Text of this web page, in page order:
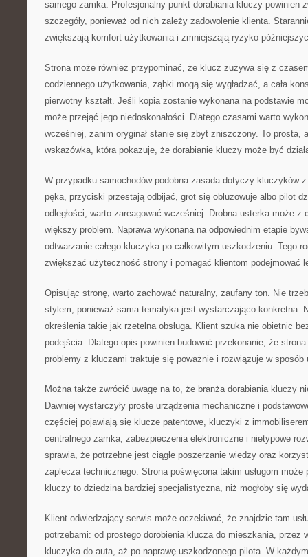
samego zamka. Profesjonalny punkt dorabiania kluczy powinien
szczegóły, ponieważ od nich zależy zadowolenie klienta.
zwiększają komfort użytkowania i zmniejszają ryzyko
Strona może również przypominać, że klucz zużywa się z
codziennego użytkowania, ząbki mogą się wygładzać, a cała
pierwotny kształt. Jeśli kopia zostanie wykonana na podstawie
może przejąć jego niedoskonałości. Dlatego czasami warto
wcześniej, zanim oryginał stanie się zbyt zniszczony. To prosta,
wskazówka, która pokazuje, że dorabianie kluczy może być
W przypadku samochodów podobna zasada dotyczy kluczyków
pęka, przyciski przestają odbijać, grot się obluzowuje albo pilot
odległości, warto zareagować wcześniej. Drobna usterka może z
większy problem. Naprawa wykonana na odpowiednim etapie
odtwarzanie całego kluczyka po całkowitym uszkodzeniu. Tego
zwiększać użyteczność strony i pomagać klientom podejmować
Opisując stronę, warto zachować naturalny, zaufany ton. Nie
stylem, ponieważ sama tematyka jest wystarczająco konkretna.
określenia takie jak rzetelna obsługa. Klient szuka nie obietnic
podejścia. Dlatego opis powinien budować przekonanie, że
problemy z kluczami traktuje się poważnie i rozwiązuje w sposób
Można także zwrócić uwagę na to, że branża dorabiania kluczy
Dawniej wystarczyły proste urządzenia mechaniczne i
częściej pojawiają się klucze patentowe, kluczyki z
centralnego zamka, zabezpieczenia elektroniczne i nietypowe
sprawia, że potrzebne jest ciągłe poszerzanie wiedzy oraz
zaplecza technicznego. Strona poświęcona takim usługom może
kluczy to dziedzina bardziej specjalistyczna, niż mogłoby się
Klient odwiedzający serwis może oczekiwać, że znajdzie tam
potrzebami: od prostego dorobienia klucza do mieszkania, przez
kluczyka do auta, aż po naprawę uszkodzonego pilota. W